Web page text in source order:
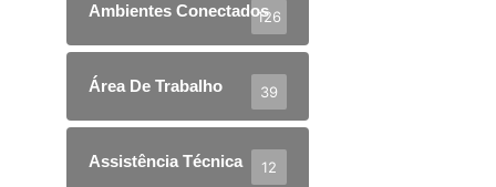
Ambientes Conectados126
Área De Trabalho 39
Assistência Técnica 12